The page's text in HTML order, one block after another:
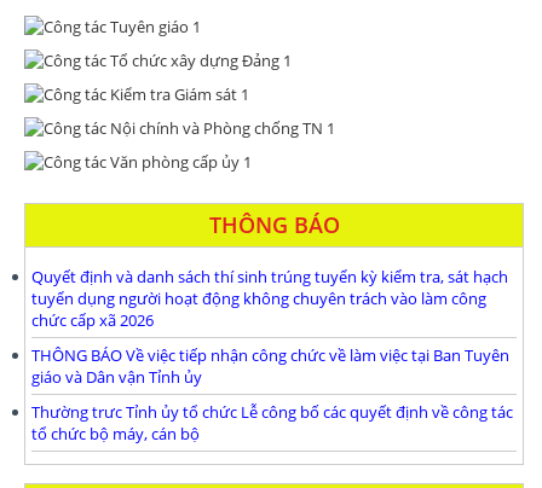
THÔNG BÁO
Quyết định và danh sách thí sinh trúng tuyển kỳ kiểm tra, sát hạch
tuyển dụng người hoạt động không chuyên trách vào làm công
chức cấp xã 2026
THÔNG BÁO Về việc tiếp nhận công chức về làm việc tại Ban Tuyên
giáo và Dân vận Tỉnh ủy
Thường trưc Tỉnh ủy tổ chức Lễ công bố các quyết định về công tác
tổ chức bộ máy, cán bộ